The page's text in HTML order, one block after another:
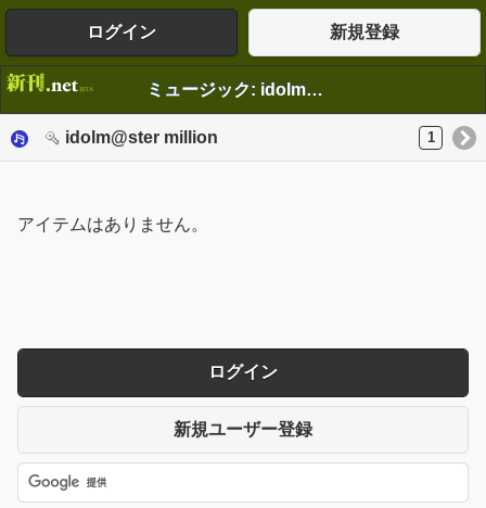
ログイン 新規登録
ミュージック: idolm@ster million
idolm@ster million 1
アイテムはありません。
ログイン
新規ユーザー登録